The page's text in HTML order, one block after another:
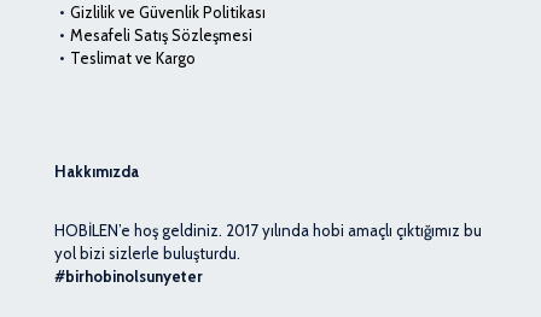
Gizlilik ve Güvenlik Politikası
Mesafeli Satış Sözleşmesi
Teslimat ve Kargo
Hakkımızda
HOBİLEN’e hoş geldiniz. 2017 yılında hobi amaçlı çıktığımız bu
yol bizi sizlerle buluşturdu.
#birhobinolsunyeter